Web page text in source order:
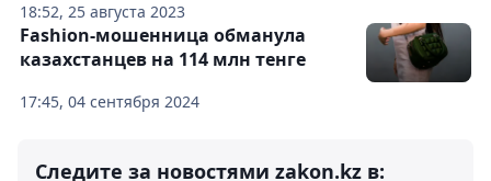
18:52, 25 августа 2023
17:45, 04 сентября 2024
Fashion-мошенница обманула
казахстанцев на 114 млн тенге
Следите за новостями zakon.kz в: